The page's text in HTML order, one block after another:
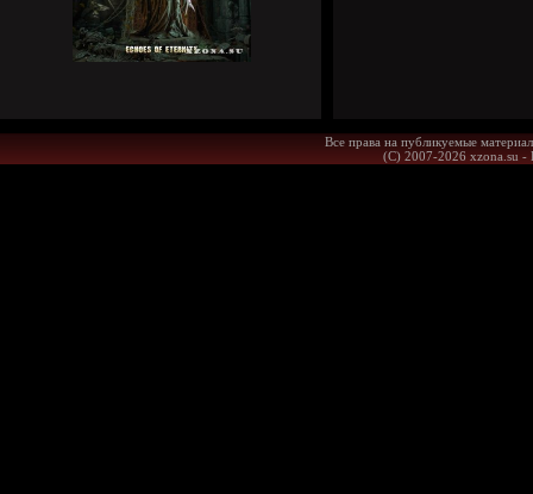
Все права на публикуемые
(С) 2007-2026 xzona.su -